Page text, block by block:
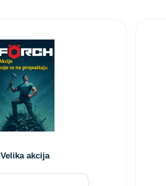
Velika akcija